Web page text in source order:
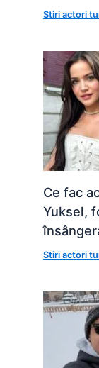
Stiri actori
Ce fac
Yuksel,
Stiri actori